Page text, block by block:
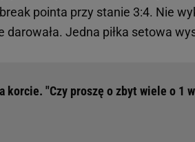
pointa przy stanie 3:4. Nie
Jedna piłka setowa
korcie. "Czy proszę o zbyt wiele o 1